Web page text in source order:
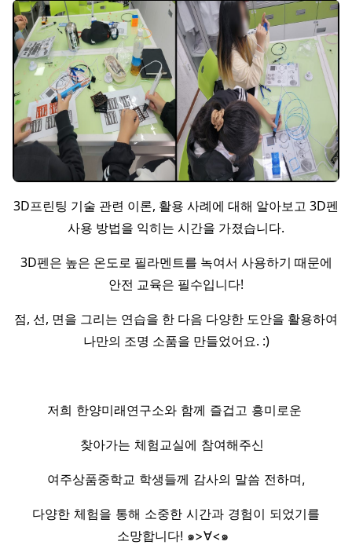
3D프린팅 기술 관련 이론, 활용 사례에 대해 알아보고 3D펜
사용 방법을 익히는 시간을 가졌습니다.
3D펜은 높은 온도로 필라멘트를 녹여서 사용하기 때문에
안전 교육은 필수입니다!
점, 선, 면을 그리는 연습을 한 다음 다양한 도안을 활용하여
나만의 조명 소품을 만들었어요. :)
저희 한양미래연구소와 함께 즐겁고 흥미로운
찾아가는 체험교실에 참여해주신
여주상품중학교 학생들께 감사의 말씀 전하며,
다양한 체험을 통해 소중한 시간과 경험이 되었기를
소망합니다! ๑>∀<๑